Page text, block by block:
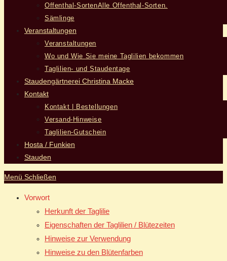
Offenthal-SortenAlle Offenthal-Sorten.
Sämlinge
Veranstaltungen
Veranstaltungen
Wo und Wie Sie meine Taglilien bekommen
Taglilien- und Staudentage
Staudengärtnerei Christina Macke
Kontakt
Kontakt | Bestellungen
Versand-Hinweise
Taglilien-Gutschein
Hosta / Funkien
Stauden
Menü Schließen
Vorwort
Herkunft der Taglilie
Eigenschaften der Taglilien / Blütezeiten
Hinweise zur Verwendung
Hinweise zu den Blütenfarben